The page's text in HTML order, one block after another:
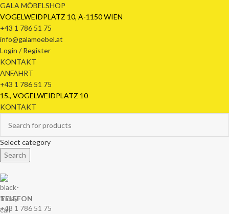
GALA MÖBELSHOP
VOGELWEIDPLATZ 10, A-1150 WIEN
+43 1 786 51 75
info@galamoebel.at
Login / Register
KONTAKT
ANFAHRT
+43 1 786 51 75
15., VOGELWEIDPLATZ 10
KONTAKT
Select category
Search
TELEFON
+43 1 786 51 75